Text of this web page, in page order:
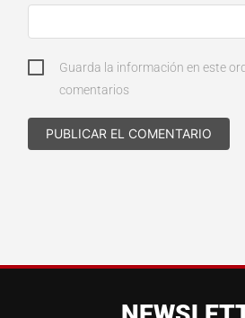
Guarda la información en este
comentarios